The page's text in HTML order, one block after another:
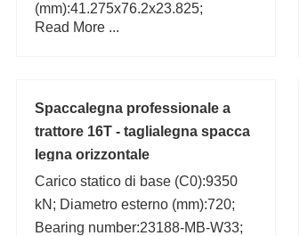
(mm):41.275x76.2x23.825;
Larghezza (mm):23,825; T:23,825
Read More ...
Spaccalegna professionale a
trattore 16T - taglialegna spacca
legna orizzontale
Carico statico di base (C0):9350
kN; Diametro esterno (mm):720;
Bearing number:23188-MB-W33;